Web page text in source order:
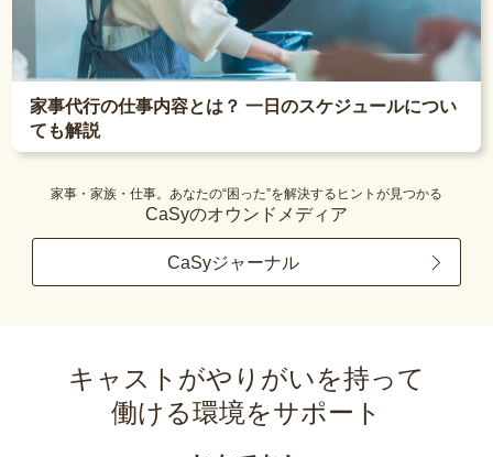
家事代行の仕事内容とは？ 一日のスケジュールについ
ても解説
家事・家族・仕事。あなたの“困った”を解決するヒントが見つかる
CaSyのオウンドメディア
CaSyジャーナル
キャストがやりがいを持って
働ける環境をサポート